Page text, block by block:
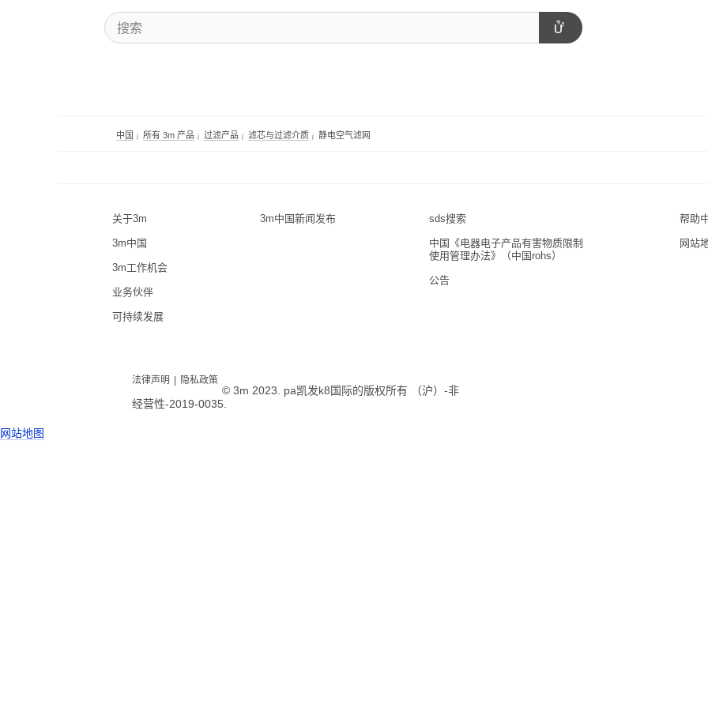
中国 所有 3m 产品 过滤产品 滤芯与过滤介质 静电空气滤网
关于3m
3m中国
3m工作机会
业务伙伴
可持续发展
3m中国新闻发布 sds搜索
中国《电器电子产品有害物质限制
使用管理办法》（中国rohs）
公告
帮助
网站
法律声明 隐私政策
© 3m 2023. pa凯发k8国际的版权所有 （沪）-非
经营性-2019-0035.
网站地图